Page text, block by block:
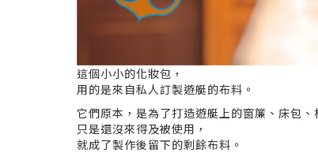
這個小小的化妝包，
用的是來自私人訂製遊艇的布料。
它們原本，是為了打造遊艇上的窗簾、床包
只是還沒來得及被使用，
就成了製作後留下的剩餘布料。